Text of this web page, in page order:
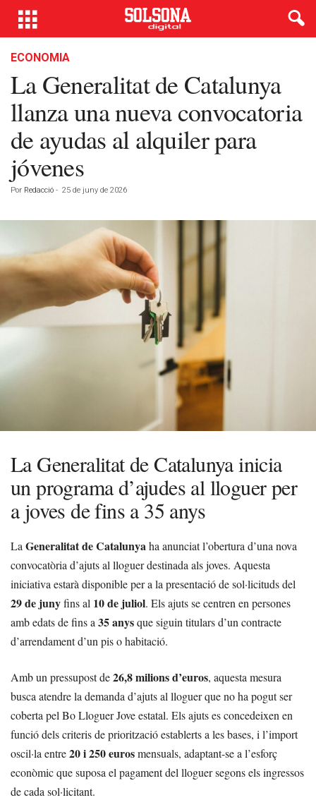
ECONOMIA
La Generalitat de Catalunya
llanza una nueva convocatoria
de ayudas al alquiler para
jóvenes
Por Redacció - 25 de juny de 2026
La Generalitat de Catalunya inicia
un programa d’ajudes al lloguer per
a joves de fins a 35 anys
La Generalitat de Catalunyaha anunciat l’obertura d’una nova
convocatòria d’ajuts al lloguer destinada als joves. Aquesta
iniciativa estarà disponible per a la presentació de sol·licituds del
29 de junyfins al 10 de juliol. Els ajuts se centren en persones
amb edats de fins a 35 anysque siguin titulars d’un contracte
d’arrendament d’un pis o habitació.
Amb un pressupost de26,8 milions d’euros, aquesta mesura
busca atendre la demanda d’ajuts al lloguer que no ha pogut ser
coberta pel Bo Lloguer Jove estatal. Els ajuts es concedeixen en
funció dels criteris de priorització establerts a les bases, i l’import
oscil·la entre20 i 250 eurosmensuals, adaptant-se a l’esforç
econòmic que suposa el pagament del lloguer segons els ingressos
de cada sol·licitant.